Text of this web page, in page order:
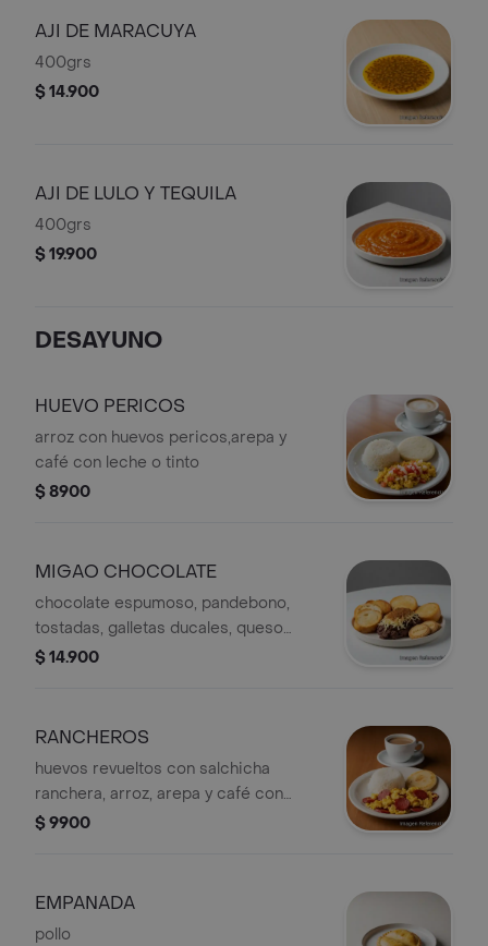
AJI DE MARACUYA
400grs
$ 14.900
AJI DE LULO Y TEQUILA
400grs
$ 19.900
DESAYUNO
HUEVO PERICOS
arroz con huevos pericos,arepa y
café con leche o tinto
$ 8900
MIGAO CHOCOLATE
chocolate espumoso, pandebono,
tostadas, galletas ducales, queso
derretido y canela en polvo
$ 14.900
RANCHEROS
huevos revueltos con salchicha
ranchera, arroz, arepa y café con
leche o tinto
$ 9900
EMPANADA
pollo